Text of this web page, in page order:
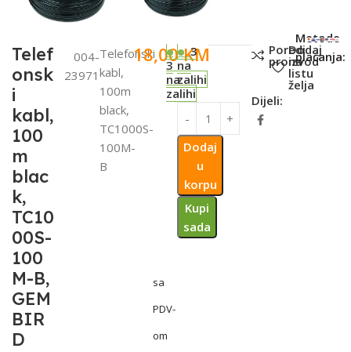
Telef
onsk
i
kabl,
100
m
blac
k,
TC10
00S-
100
M-B,
GEM
BIR
D
004-
23971
Telefonski
kabl,
100m
black,
TC1000S-
100M-
B
18,00KM
sa
PDV-
om
3
na
zalihi
3
na
zalihi
Dodaj
u
korpu
Kupi
sada
Poredi
proizvod
Dodaj
na
listu
želja
Dijeli:
Metode
plaćanja: